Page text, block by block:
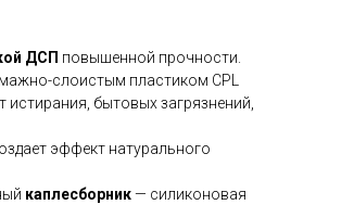
ДСП повышенной прочности.
слоистым пластиком CPL
бытовых загрязнений,
эффект натурального
каплесборник— силиконовая